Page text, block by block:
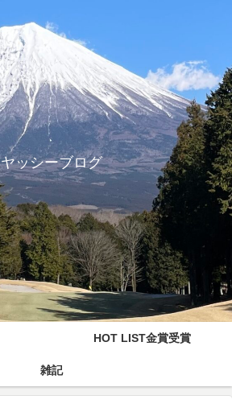
ヤッシーブログ
HOT LIST金賞受賞
雑記